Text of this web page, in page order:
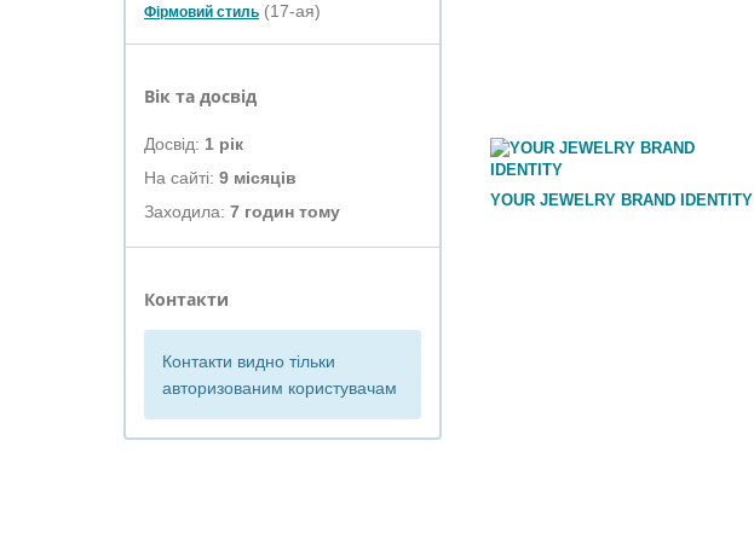
Фірмовий стиль (17-ая)
Вік та досвід
Досвід: 1 рік
На сайті: 9 місяців
Заходила: 7 годин тому
Контакти
Контакти видно тільки
авторизованим користувачам
YOUR JEWELRY BRAND IDENTITY